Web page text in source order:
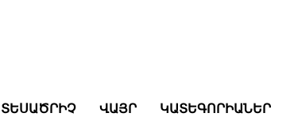
ՏԵՍԱԾՐԻՉ ՎԱՅՐ ԿԱՏԵԳՈՐԻԱՆԵՐ